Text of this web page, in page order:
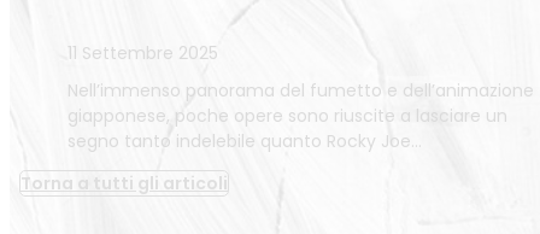
11 Settembre 2025
Nell’immenso panorama del fumetto e dell’animazione
giapponese, poche opere sono riuscite a lasciare un
segno tanto indelebile quanto Rocky Joe…
Torna a tutti gli articoli